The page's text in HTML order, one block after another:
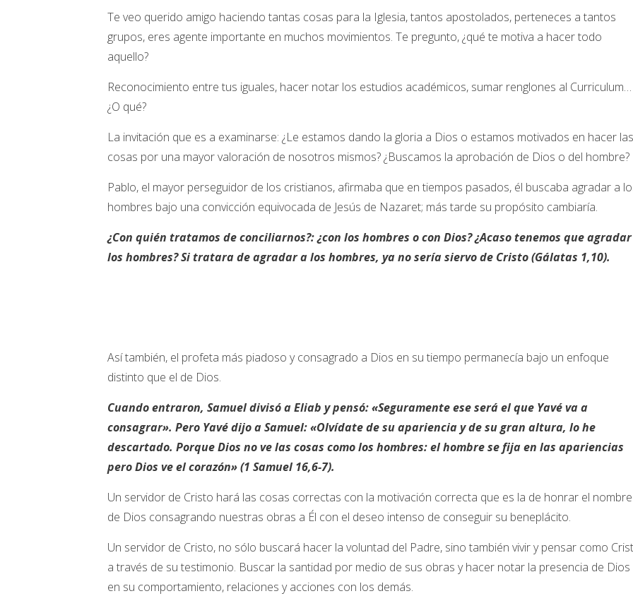
Te veo querido amigo haciendo tantas cosas para la Iglesia, tantos apostolados, perteneces a tantos
grupos, eres agente importante en muchos movimientos. Te pregunto, ¿qué te motiva a hacer todo
aquello?
Reconocimiento entre tus iguales, hacer notar los estudios académicos, sumar renglones al Curriculum…
¿O qué?
La invitación que es a examinarse: ¿Le estamos dando la gloria a Dios o estamos motivados en hacer las
cosas por una mayor valoración de nosotros mismos? ¿Buscamos la aprobación de Dios o del hombre?
Pablo, el mayor perseguidor de los cristianos, afirmaba que en tiempos pasados, él buscaba agradar a
hombres bajo una convicción equivocada de Jesús de Nazaret; más tarde su propósito cambiaría.
¿Con quién tratamos de conciliarnos?: ¿con los hombres o con Dios? ¿Acaso tenemos que
los hombres? Si tratara de agradar a los hombres, ya no sería siervo de Cristo (Gálatas 1,10).
Así también, el profeta más piadoso y consagrado a Dios en su tiempo permanecía bajo un enfoque
distinto que el de Dios.
Cuando entraron, Samuel divisó a Eliab y pensó: «Seguramente ese será el que Yavé va a
consagrar». Pero Yavé dijo a Samuel: «Olvídate de su apariencia y de su gran altura, lo he
descartado. Porque Dios no ve las cosas como los hombres: el hombre se fija en las apariencias
pero Dios ve el corazón» (1 Samuel 16,6-7).
Un servidor de Cristo hará las cosas correctas con la motivación correcta que es la de honrar el nombre
de Dios consagrando nuestras obras a Él con el deseo intenso de conseguir su beneplácito.
Un servidor de Cristo, no sólo buscará hacer la voluntad del Padre, sino también vivir y pensar como
a través de su testimonio. Buscar la santidad por medio de sus obras y hacer notar la presencia de Dios
en su comportamiento, relaciones y acciones con los demás.